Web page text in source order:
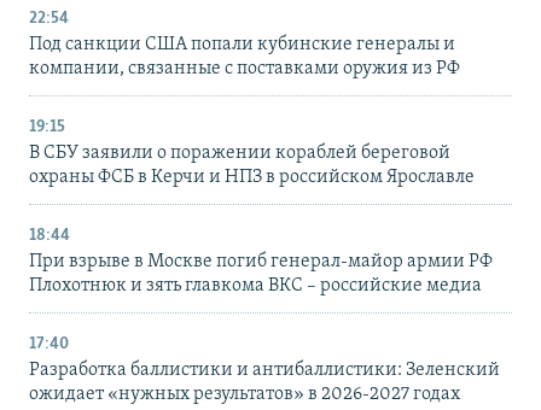
22:54
Под санкции США попали кубинские генералы и
компании, связанные с поставками оружия из РФ
19:15
В СБУ заявили о поражении кораблей береговой
охраны ФСБ в Керчи и НПЗ в российском Ярославле
18:44
При взрыве в Москве погиб генерал-майор армии РФ
Плохотнюк и зять главкома ВКС – российские медиа
17:40
Разработка баллистики и антибаллистики: Зеленский
ожидает «нужных результатов» в 2026-2027 годах